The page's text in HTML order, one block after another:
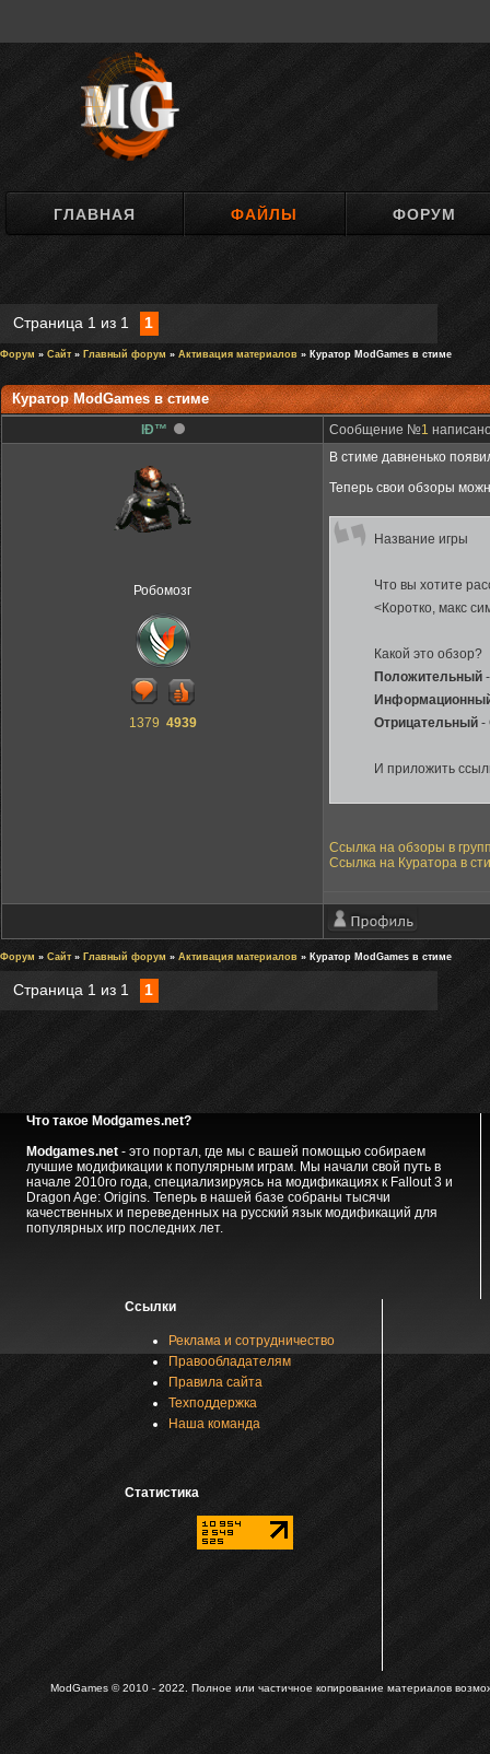
ГЛАВНАЯ ФАЙЛЫ ФОРУМ
Страница 1 из 1 1
Форум » Сайт» Главный форум » Активация материалов » Куратор ModGames в стиме
Куратор ModGames в стиме
IÐ™ Сообщение №1
Робомозг
1379 4939
В стиме давненько
Теперь свои обзоры
Название игры
Что вы хотите
<Коротко, макс
Какой это обзор?
Положительный
Отрицательный -
И приложить
Ссылка на обзоры в
Ссылка на Куратора в
Форум » Сайт» Главный форум » Активация материалов » Куратор ModGames в стиме
Страница 1 из 1 1
Что такое Modgames.net?
Modgames.net- это портал, где мы с вашей помощью собираем
лучшие модификации к популярным играм. Мы начали свой путь в
начале 2010го года, специализируясь на модификациях к Fallout 3 и
Dragon Age: Origins. Теперь в нашей базе собраны тысячи
качественных и переведенных на русский язык модификаций для
популярных игр последних лет.
Ссылки
Реклама и сотрудничество
Правообладателям
Правила сайта
Техподдержка
Наша команда
Статистика
ModGames © 2010 - 2022. Полное или частичное копирование материалов